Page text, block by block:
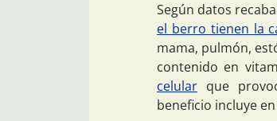
Según datos
el berro tienen la
mama, pulmón,
contenido en
celular que
beneficio incluye